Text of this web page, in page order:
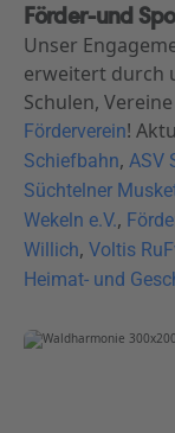
Förder-und
Unser
erweitert durch
Schulen,
Förderverein!
Schiefbahn, ASV
Süchtelner
Wekeln e.V.,
Willich, Voltis
Heimat- und